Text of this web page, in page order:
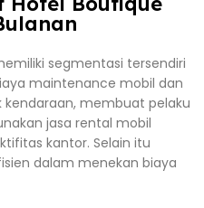
segmentasi tersendiri
maintenance mobil dan
membuat pelaku
jasa rental mobil
kantor. Selain itu
dalam menekan biaya